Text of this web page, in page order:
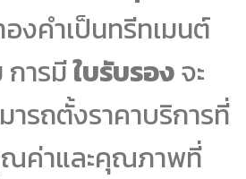
งคำเป็นทรีทเมนต์
การมีใบรับรองจะ
รถตั้งราคาบริการที่
ณค่าและคุณภาพที่